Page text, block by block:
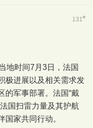
131#
地时间7月3日，法国
极进展以及相关需求发
的军事部署。法国“戴
国扫雷力量及其护航
家共同行动。